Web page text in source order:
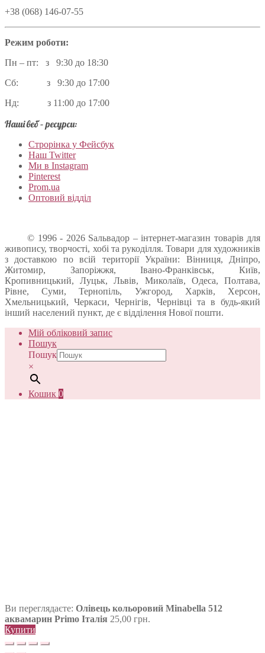
+38 (068) 146-07-55
Режим роботи:
Пн – пт: з 9:30 до 18:30
Сб: з 9:30 до 17:00
Нд: з 11:00 до 17:00
Наші веб – ресурси:
Строрінка у Фейсбук
Наш Twitter
Ми в Instagram
Pinterest
Prom.ua
Оптовий відділ
© 1996 - 2026 Sальвадор – інтернет-магазин товарів для
живопису, творчості, хобі та рукоділля. Товари для художників
з доставкою по всій території України: Вінниця, Дніпро,
Житомир, Запоріжжя, Івано-Франківськ, Київ,
Кропивницький, Луцьк, Львів, Миколаїв, Одеса, Полтава,
Рівне, Суми, Тернопіль, Ужгород, Харків, Херсон,
Хмельницький, Черкаси, Чернігів, Чернівці та в будь-який
інший населений пункт, де є відділення Нової пошти.
Мій обліковий запис
Пошук
Пошук
×
Кошик 0
Ви переглядаєте: Олівець кольоровий Minabella 512
аквамарин Primo Італія 25,00 грн.
Купити